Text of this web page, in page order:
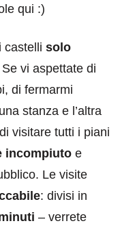
qui :)
castelli solo
vi aspettate di
di fermarmi
stanza e l’altra
visitare tutti i piani
incompiuto e
Le visite
: divisi in
– verrete